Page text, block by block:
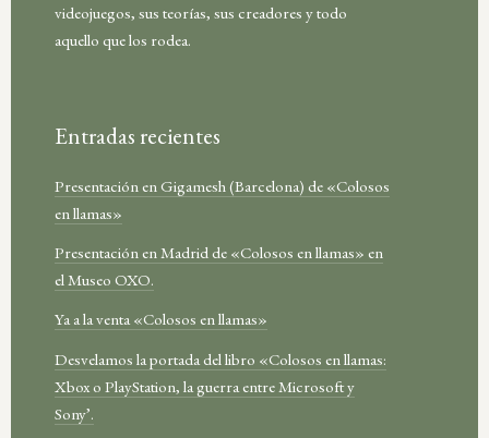
videojuegos, sus teorías, sus creadores y todo
aquello que los rodea.
Entradas recientes
Presentación en Gigamesh (Barcelona) de «Colosos
en llamas»
Presentación en Madrid de «Colosos en llamas» en
el Museo OXO.
Ya a la venta «Colosos en llamas»
Desvelamos la portada del libro «Colosos en llamas:
Xbox o PlayStation, la guerra entre Microsoft y
Sony’.